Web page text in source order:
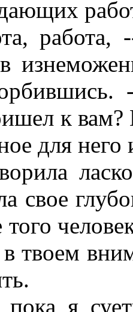
работа,
к
для него
свое
того
твоем
я